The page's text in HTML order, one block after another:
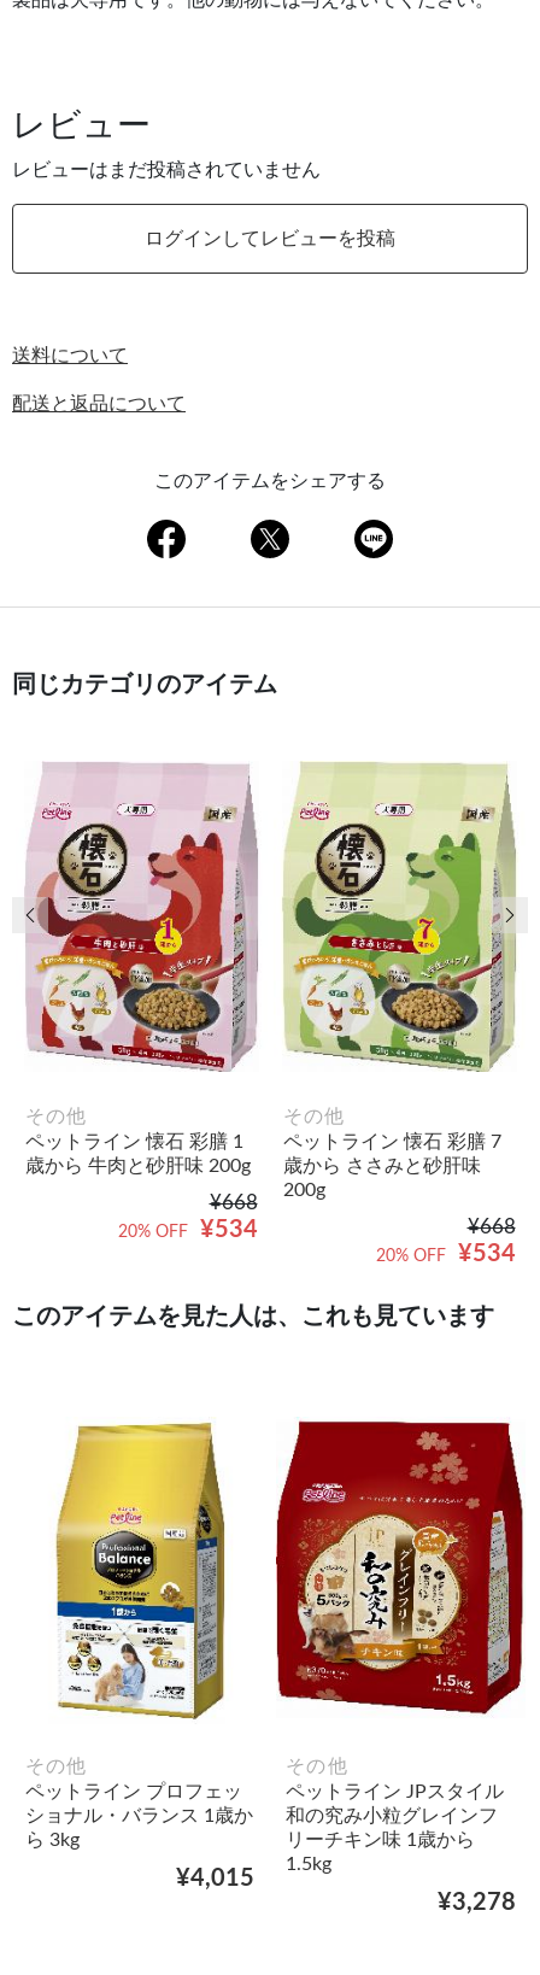
レビュー
レビューはまだ投稿されていません
ログインしてレビューを投稿
送料について
配送と返品について
このアイテムをシェアする
同じカテゴリのアイテム
その他
ペットライン 懐石 彩膳 1
歳から 牛肉と砂肝味 200g
¥668
¥534
20% OFF
その他
ペットライン 懐石 彩膳 7
歳から ささみと砂肝味
200g
¥668
¥534
20% OFF
前の画像 次
このアイテムを見た人は、これも見ています
その他
ペットライン プロフェッ
ショナル・バランス 1歳か
ら 3kg
¥4,015
その他
ペットライン JPスタイル
和の究み小粒グレインフ
リーチキン味 1歳から
1.5kg
¥3,278